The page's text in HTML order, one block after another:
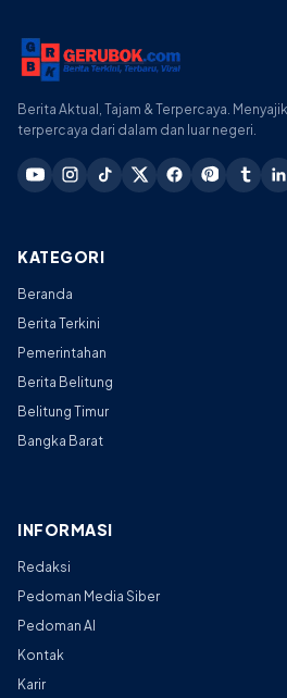
Berita Aktual, Tajam & Terpercaya.
terpercaya dari dalam dan luar negeri.
KATEGORI
Beranda
Berita Terkini
Pemerintahan
Berita Belitung
Belitung Timur
Bangka Barat
INFORMASI
Redaksi
Pedoman Media Siber
Pedoman AI
Kontak
Karir